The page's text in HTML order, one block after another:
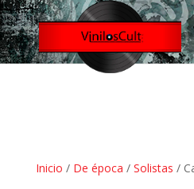
Inicio / De época / Solistas /